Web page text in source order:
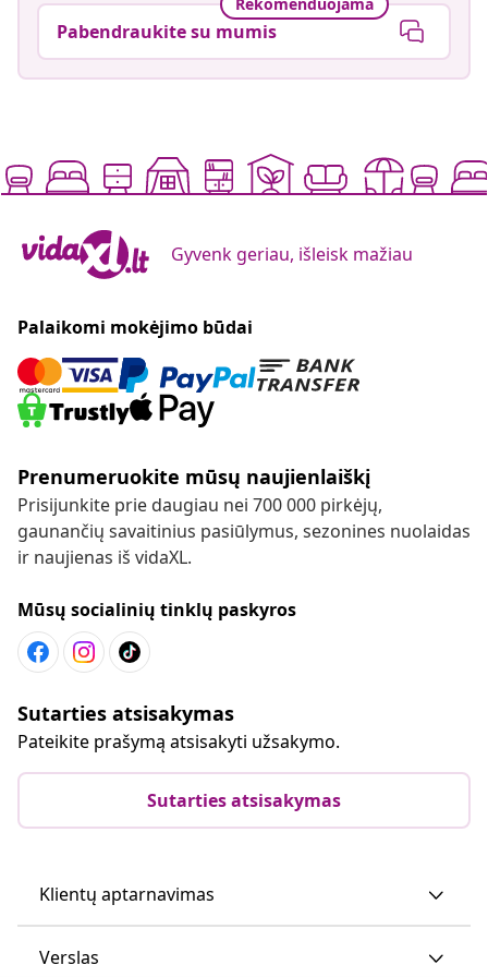
Rekomenduojama
Pabendraukite su mumis
Gyvenk geriau, išleisk mažiau
Palaikomi mokėjimo būdai
Prenumeruokite mūsų naujienlaiškį
Prisijunkite prie daugiau nei 700 000 pirkėjų,
gaunančių savaitinius pasiūlymus, sezonines nuolaidas
ir naujienas iš vidaXL.
Mūsų socialinių tinklų paskyros
Sutarties atsisakymas
Pateikite prašymą atsisakyti užsakymo.
Sutarties atsisakymas
Klientų aptarnavimas
Verslas